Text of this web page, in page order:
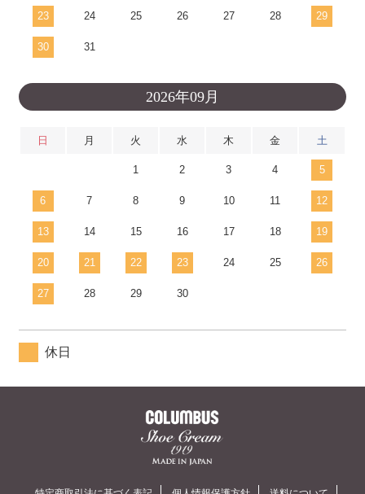
23 24 25 26 27 28 29
30 31
2026年09月
日 月 火 水 木 金 土
1 2 3 4 5
6 7 8 9 10 11 12
13 14 15 16 17 18 19
20 21 22 23 24 25 26
27 28 29 30
休日